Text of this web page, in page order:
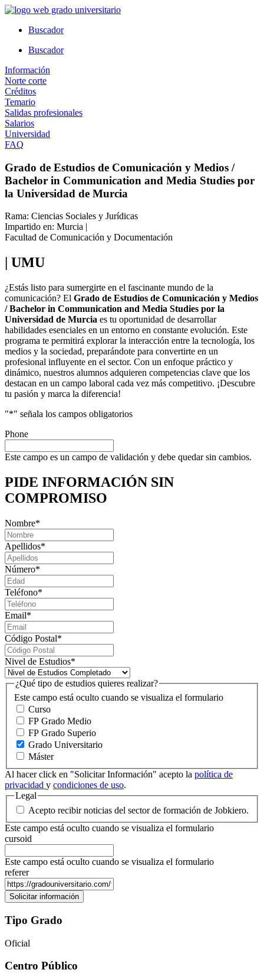
Ir
contenidoBuscador
Buscador
Información
Norte corte
Créditos
Temario
Salidas profesionales
Salarios
Universidad
FAQ
Grado de Estudios de Comunicación y Medios /
Bachelor in Communication and Media Studies por
la Universidad de Murcia
Rama: Ciencias Sociales y Jurídicas
Impartido en: Murcia |
Facultad de Comunicación y Documentación
| UMU
¿Estás listo para sumergirte en el fascinante mundo de la
comunicación? El Grado de Estudios de Comunicación y Medios
/ Bachelor in Communication and Media Studies por la
Universidad de Murcia es tu oportunidad de desarrollar
habilidades esenciales en un entorno en constante evolución. Este
programa te permitirá explorar la interacción entre la tecnología, los
medios y la sociedad, preparándote para convertirte en un
profesional influyente en el sector. Con un enfoque práctico y
dinámico, nuestros alumnos adquieren competencias clave que los
destacan en un campo laboral cada vez más competitivo. ¡Descubre
tu pasión y marca la diferencia!
"*" señala los campos obligatorios
Phone
Este campo es un campo de validación y debe quedar sin cambios.
PIDE INFORMACIÓN SIN
COMPROMISO
Nombre*
Apellidos*
Número*
Teléfono*
Email*
Código Postal*
Nivel de Estudios*
Este campo está oculto cuando se visualiza el formulario
¿Qué tipo de estudios quieres realizar?
Curso
FP Grado Medio
FP Grado Superio
Grado Universitario
Máster
Al hacer click en "Solicitar Información" acepto la política de
privacidad y condiciones de uso.
Legal
Acepto recibir noticias del sector de formación de Jobkiero.
Este campo está oculto cuando se visualiza el formulario
cursoid
Este campo está oculto cuando se visualiza el formulario
referer
Tipo Grado
Oficial
Centro Público